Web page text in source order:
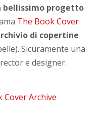
bellissimo progetto
The Book Cover
di copertine
Sicuramente una
e designer.
Cover Archive